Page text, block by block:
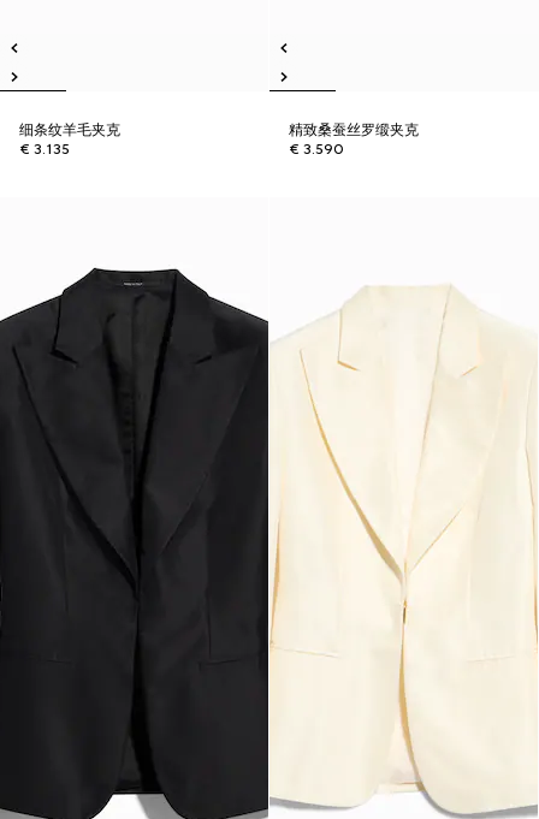
细条纹羊毛夹克
€ 3.135
精致桑蚕丝罗缎夹克
€ 3.590